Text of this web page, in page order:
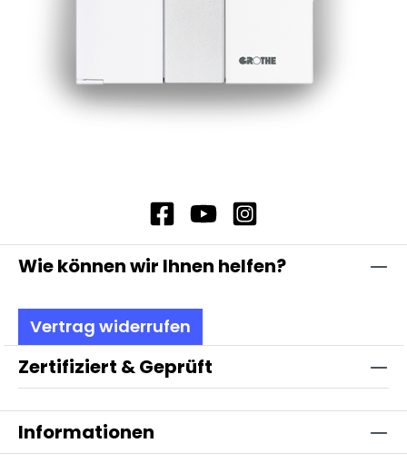
Wie können wir Ihnen helfen?
Vertrag widerrufen
Zertifiziert & Geprüft
Informationen